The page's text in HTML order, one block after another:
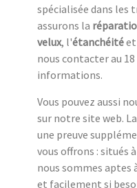
spécialisée dans les
assurons la
velux, l'étanchéité
nous contacter au
informations.
Vous pouvez aussi
sur notre site web.
une preuve
vous offrons : situés
nous sommes aptes
et facilement si